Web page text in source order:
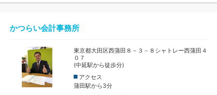
かつらい会計事務所
東京都大田区西蒲田８－３－８シャトレー西蒲田４
０７
(中延駅から徒歩分)
アクセス
蒲田駅から3分